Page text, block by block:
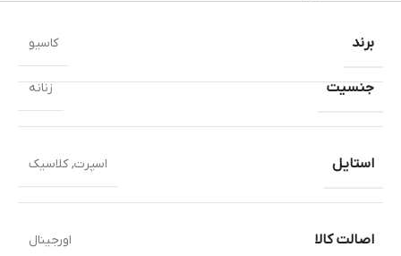
جنسیت زنانه
استایل اسپرت,کلاسیک
اصالت کالا اورجینال
برند کاسیو